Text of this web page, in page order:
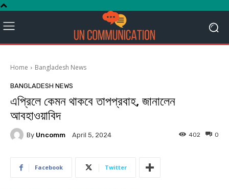
Home Bangladesh News
BANGLADESH NEWS
এপ্রিলে কেমন থাকবে তাপপ্রবাহ, জানালেন
আবহাওয়াবিদ
By Uncomm April 5, 2024 0
402
Facebook Twitter